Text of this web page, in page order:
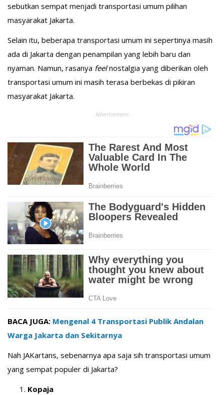
sebutkan sempat menjadi transportasi umum pilihan
masyarakat Jakarta.
Selain itu, beberapa transportasi umum ini sepertinya masih
ada di Jakarta dengan penampilan yang lebih baru dan
nyaman. Namun, rasanya feelnostalgia yang diberikan oleh
transportasi umum ini masih terasa berbekas di pikiran
masyarakat Jakarta.
Advertisement
BACA JUGA: Mengenal 4 Transportasi Publik Andalan
Warga Jakarta dan Sekitarnya
Nah JAKartans, sebenarnya apa saja sih transportasi umum
yang sempat populer di Jakarta?
Kopaja